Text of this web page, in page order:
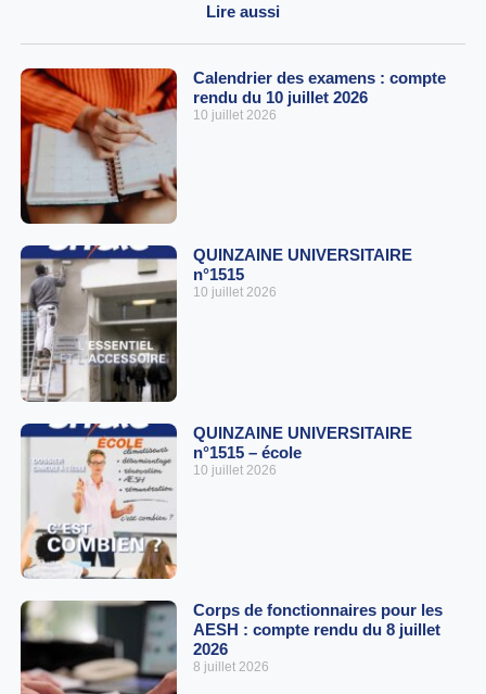
Lire aussi
Calendrier des examens : compte
rendu du 10 juillet 2026
10 juillet 2026
QUINZAINE UNIVERSITAIRE
n°1515
10 juillet 2026
QUINZAINE UNIVERSITAIRE
n°1515 – école
10 juillet 2026
Corps de fonctionnaires pour les
AESH : compte rendu du 8 juillet
2026
8 juillet 2026